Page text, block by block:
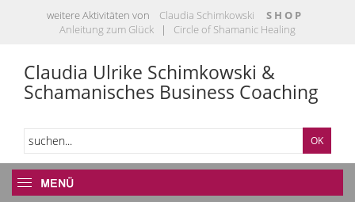
weitere Aktivitäten von Claudia Schimkowski
S H O P
Anleitung zum Glück | Circle of Shamanic Healing
Claudia Ulrike Schimkowski &
Schamanisches Business Coaching